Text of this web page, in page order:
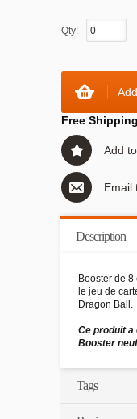
Qty:
Free
Add
Email
Description
Booster de
le jeu de
Dragon Ball.
Ce produit a
Booster
Tags